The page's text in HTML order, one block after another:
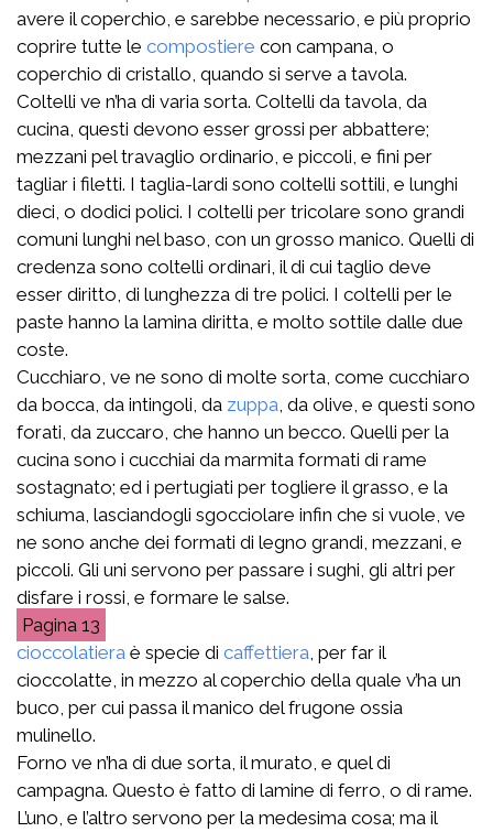
avere il coperchio, e sarebbe necessario, e più proprio
coprire tutte le compostiere con campana, o
coperchio di cristallo, quando si serve a tavola.
Coltelli ve n’ha di varia sorta. Coltelli da tavola, da
cucina, questi devono esser grossi per abbattere;
mezzani pel travaglio ordinario, e piccoli, e fini per
tagliar i filetti. I taglia-lardi sono coltelli sottili, e lunghi
dieci, o dodici polici. I coltelli per tricolare sono grandi
comuni lunghi nel baso, con un grosso manico. Quelli di
credenza sono coltelli ordinari, il di cui taglio deve
esser diritto, di lunghezza di tre polici. I coltelli per le
paste hanno la lamina diritta, e molto sottile dalle due
coste.
Cucchiaro, ve ne sono di molte sorta, come cucchiaro
da bocca, da intingoli, da zuppa , da olive, e questi sono
forati, da zuccaro, che hanno un becco. Quelli per la
cucina sono i cucchiai da marmita formati di rame
sostagnato; ed i pertugiati per togliere il grasso, e la
schiuma, lasciandogli sgocciolare infin che si vuole, ve
ne sono anche dei formati di legno grandi, mezzani, e
piccoli. Gli uni servono per passare i sughi, gli altri per
disfare i rossi, e formare le salse.
13
cioccolatiera è specie di caffettiera , per far il
cioccolatte, in mezzo al coperchio della quale v’ha un
buco, per cui passa il manico del frugone ossia
mulinello.
Forno ve n’ha di due sorta, il murato, e quel di
campagna. Questo è fatto di lamine di ferro, o di rame.
L’uno, e l’altro servono per la medesima cosa; ma il